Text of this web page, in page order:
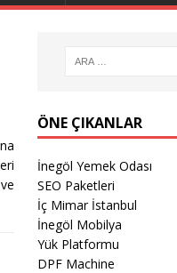
ÖNE ÇIKANLAR
İnegöl Yemek Odası
SEO Paketleri
İç Mimar İstanbul
İnegöl Mobilya
Yük Platformu
DPF Machine